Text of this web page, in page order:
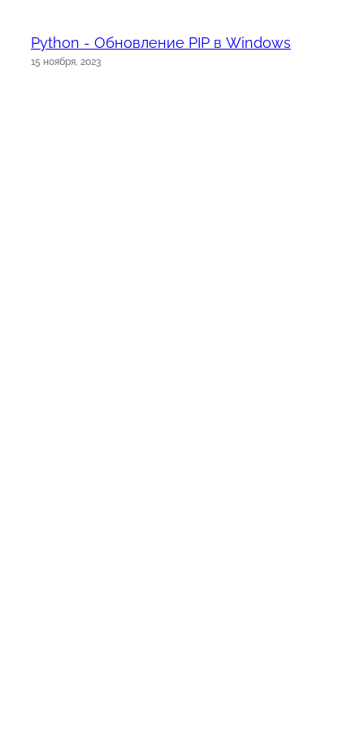
Python - Обновление PIP в Windows
15 ноября, 2023